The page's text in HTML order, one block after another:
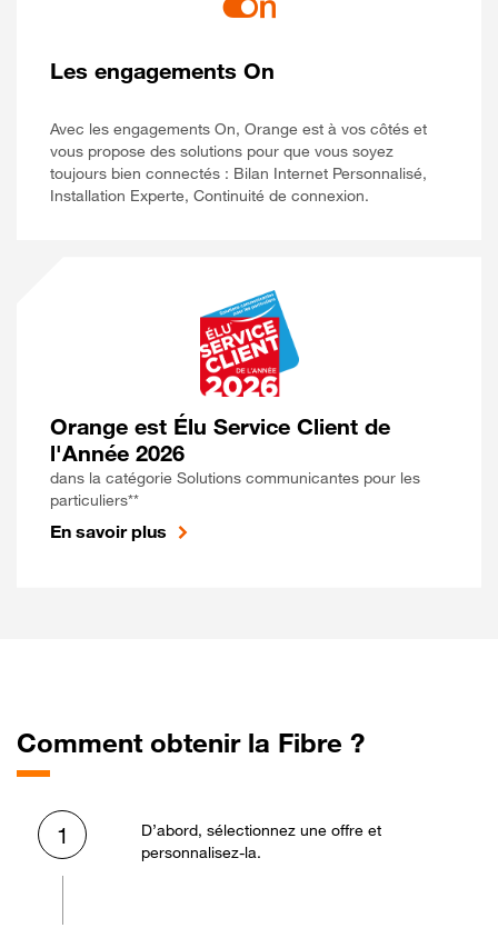
Les engagements On
Avec les engagements On, Orange est à vos côtés et
vous propose des solutions pour que vous soyez
toujours bien connectés : Bilan Internet Personnalisé,
Installation Experte, Continuité de connexion.
Orange est Élu Service Client de
l'Année 2026
dans la catégorie Solutions communicantes pour les
particuliers**
En savoir plus
Comment obtenir la Fibre ?
1
D’abord, sélectionnez une offre et
personnalisez-la.